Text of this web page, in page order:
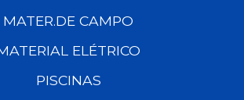
MATER.DE CAMPO
ELÉTRICO
PISCINAS